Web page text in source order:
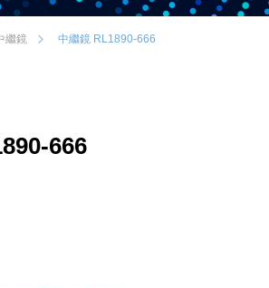
繼鏡 中繼鏡 RL1890-666
666